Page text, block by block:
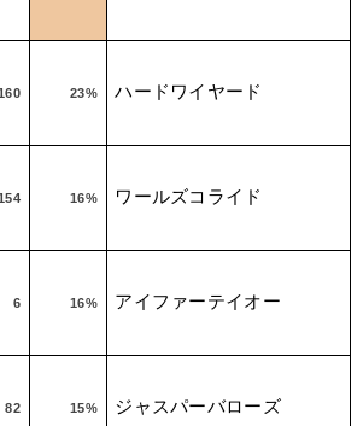
23% ハードワイヤード
16% ワールズコライド
6 16% アイファーテイオー
82 15% ジャスパーバローズ